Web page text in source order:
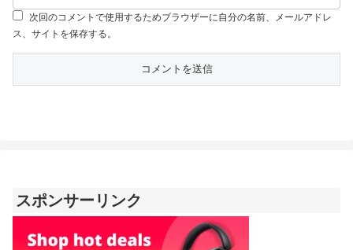
次回のコメントで使用するためブラウザーに自分の名前、メールアドレ
ス、サイトを保存する。
スポンサーリンク